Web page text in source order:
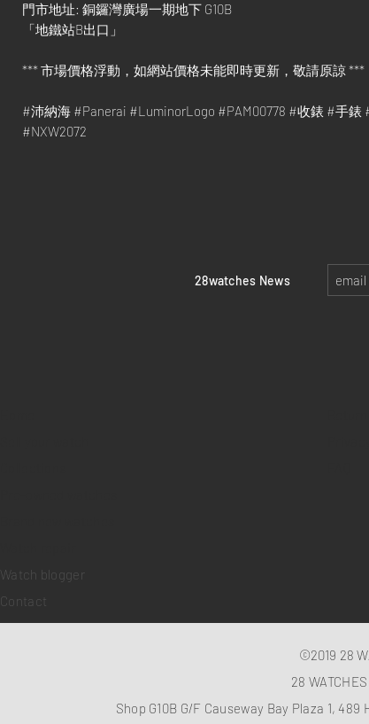
門市地址: 銅鑼灣廣場一期地下 G10B
「地鐵站B出口」
*** 市場價格浮動，如網站價格未能即時更新，敬請原諒 ***
#沛納海 #Panerai #LuminorLogo #PAM00778 #收錶 #手錶
#NXW2072
​28watches News
Watch blogger
Contact
©2019 28
28
Shop G10B G/F Causeway Bay Plaza 1,